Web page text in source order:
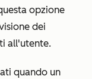
opzione
dei
all'utente.
quando un